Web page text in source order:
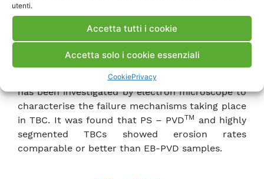
utenti.
Accetta tutti i cookie
Accetta solo i cookie essenziali
CookiePrivacy
equal to 30° and 90°, representative for particle
turbine blades and vanes, respectively.
Microquartz was chosen as erosive being one of
ashes. After the end of tests, TBC microstructure
has been investigated by electron microscope to
characterise the failure mechanisms taking place
in TBC. It was found that PS – PVDTM
and highly
segmented TBCs showed erosion rates
comparable or better than EB-PVD samples.